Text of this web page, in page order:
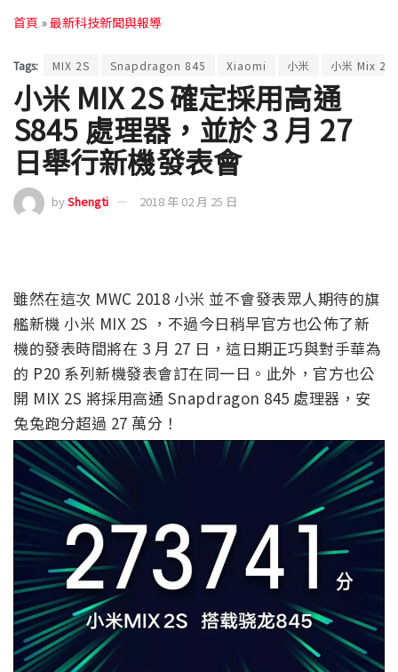
首頁 »最新科技新聞與報導
Tags: MIX 2S Snapdragon 845 Xiaomi 小米 小米 Mix 2s
小米 MIX 2S 確定採用高通
S845 處理器，並於 3 月 27
日舉行新機發表會
byShengti 2018 年 02 月 25 日
雖然在這次 MWC 2018 小米 並不會發表眾人期待的旗
艦新機 小米 MIX 2S ，不過今日稍早官方也公佈了新
機的發表時間將在 3 月 27 日，這日期正巧與對手華為
的 P20 系列新機發表會訂在同一日。此外，官方也公
開 MIX 2S 將採用高通 Snapdragon 845 處理器，安
兔兔跑分超過 27 萬分！